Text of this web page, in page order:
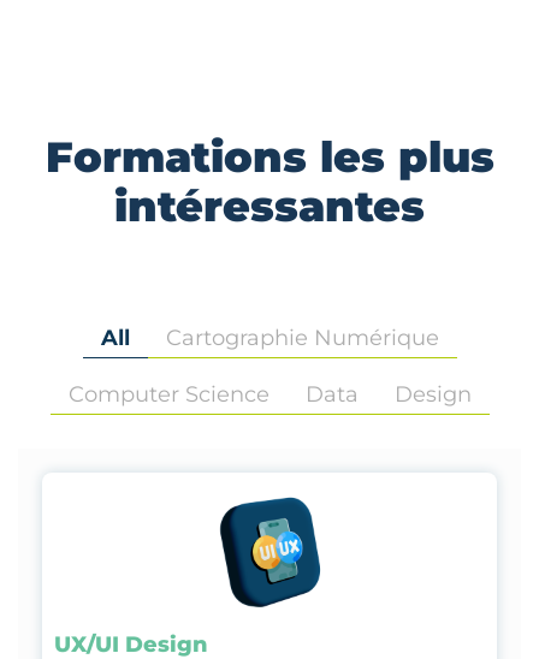
Formations les plus
intéressantes
All Cartographie Numérique
Computer Science Data Design
UX/UI Design